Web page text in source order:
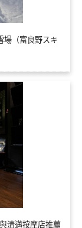
場（富良野スキ
清邁按摩店推薦